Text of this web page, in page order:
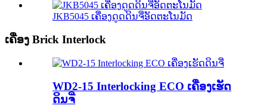
JKB5045 ເຄື່ອງດູດດິນຈີ່ອັດຕະໂນມັດ
ເຄື່ອງ Brick Interlock
WD2-15 Interlocking ECO ເຄື່ອງເຮັດ
ດິນຈີ່